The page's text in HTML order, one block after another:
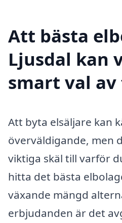
Att bästa
Ljusdal kan
smart val av
Att byta elsäljare kan
överväldigande, men
viktiga skäl till varför
hitta det bästa
växande mängd
erbjudanden är det